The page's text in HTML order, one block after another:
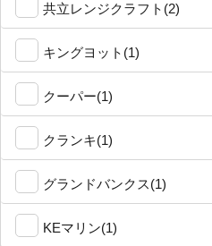
共立レンジクラフト(2)
キングヨット(1)
クーパー(1)
クランキ(1)
グランドバンクス(1)
KEマリン(1)